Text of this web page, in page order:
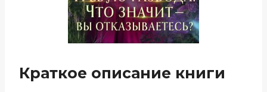
Краткое описание книги